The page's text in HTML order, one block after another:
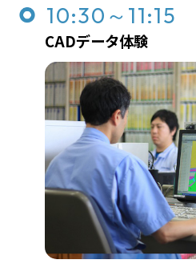
10:30～11:15
CADデータ体験